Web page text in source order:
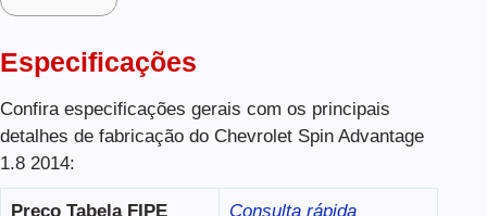
Especificações
Confira especificações gerais com os principais
detalhes de fabricação do Chevrolet Spin Advantage
1.8 2014:
Preço Tabela FIPE Consulta rápida